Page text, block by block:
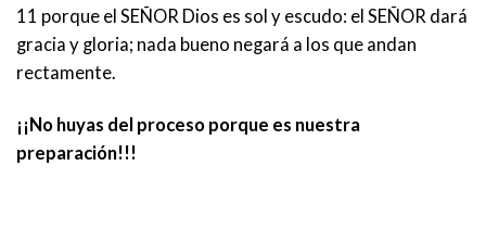
11 porque el SEÑOR Dios es sol y escudo: el SEÑOR dará
gracia y gloria; nada bueno negará a los que andan
rectamente.
¡¡No huyas del proceso porque es nuestra
preparación!!!